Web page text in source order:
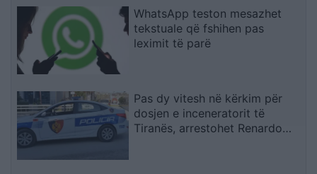
WhatsApp teston mesazhet
tekstuale që fshihen pas
leximit të parë
Pas dy vitesh në kërkim për
dosjen e inceneratorit të
Tiranës, arrestohet Renardo